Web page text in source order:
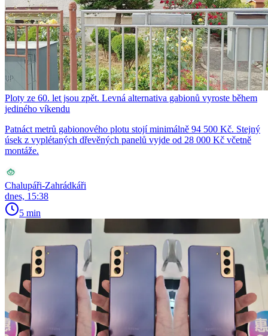
Ploty ze 60. let jsou zpět. Levná alternativa gabionů vyroste během
jediného víkendu
Patnáct metrů gabionového plotu stojí minimálně 94 500 Kč. Stejný
úsek z vyplétaných dřevěných panelů vyjde od 28 000 Kč včetně
montáže.
Chalupáři-Zahrádkáři
dnes, 15:38
5 min